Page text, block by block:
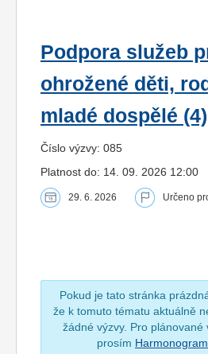
Podpora služeb
ohrožené děti,
mladé dospělé (4)
Číslo výzvy: 085
Platnost do: 14. 09. 2026 12:00
29. 6. 2026 Určeno
Pokud je tato stránka
že k tomuto tématu aktuálně
žádné výzvy. Pro plánované
prosím